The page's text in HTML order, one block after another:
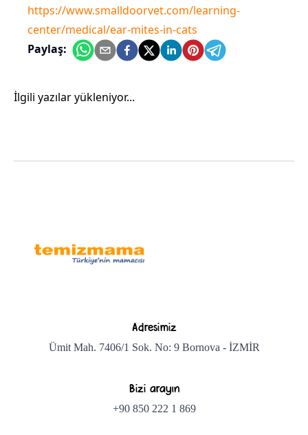
https://www.smalldoorvet.com/learning-
center/medical/ear-mites-in-cats
Paylaş:
İlgili yazılar yükleniyor...
Bizi arayın